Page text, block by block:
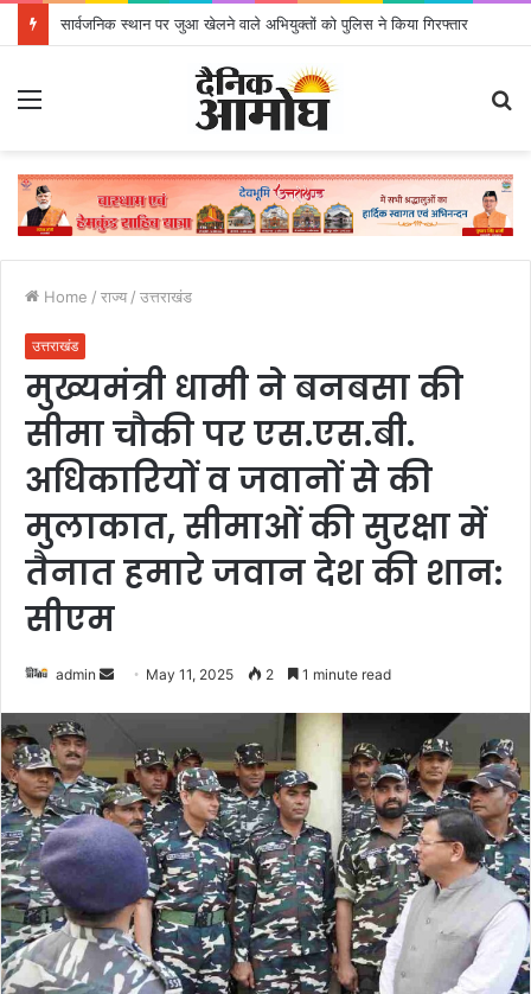
सार्वजनिक स्थान पर जुआ खेलने वाले अभियुक्तों को पुलिस ने किया गिरफ्तार
Home / राज्य / उत्तराखंड
उत्तराखंड
मुख्यमंत्री धामी ने बनबसा की
सीमा चौकी पर एस.एस.बी.
अधिकारियों व जवानों से की
मुलाकात, सीमाओं की सुरक्षा में
तैनात हमारे जवान देश की शान:
सीएम
admin
d
a
n
e
m
i
May 11, 2025 2 1 minute read